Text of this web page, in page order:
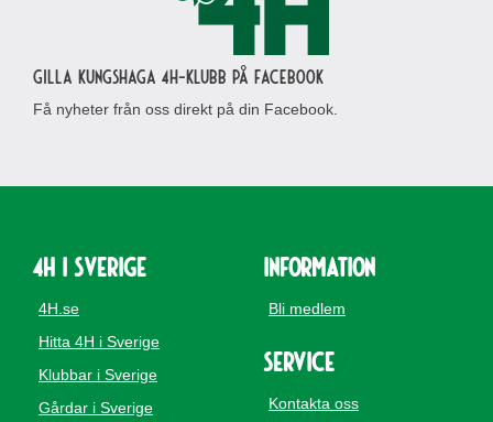
Gilla Kungshaga 4H-klubb på Facebook
Få nyheter från oss direkt på din Facebook.
4H i Sverige
4H.se
Hitta 4H i Sverige
Klubbar i Sverige
Gårdar i Sverige
Information
Bli medlem
Service
Kontakta oss